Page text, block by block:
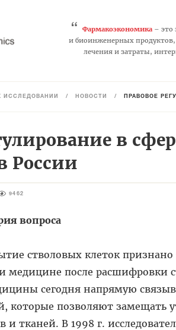
“ Фармакоэкономика– это
и биоинженерных продуктов,
лечения и затраты,
ИССЛЕДОВАНИЙ / НОВОСТИ / ПРАВОВОЕ
в
России
9462
вопроса
стволовых клеток
медицине после расшифровки
сегодня напрямую
которые позволяют замещать
и тканей. В 1998 г.